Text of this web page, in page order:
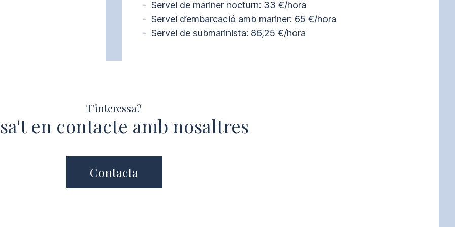
-  Servei de mariner nocturn: 33 €/hora
-  Servei d’embarcació amb mariner: 65 €/hora
-  Servei de submarinista: 86,25 €/hora
T'interessa?
en contacte amb nosaltres
Contacta